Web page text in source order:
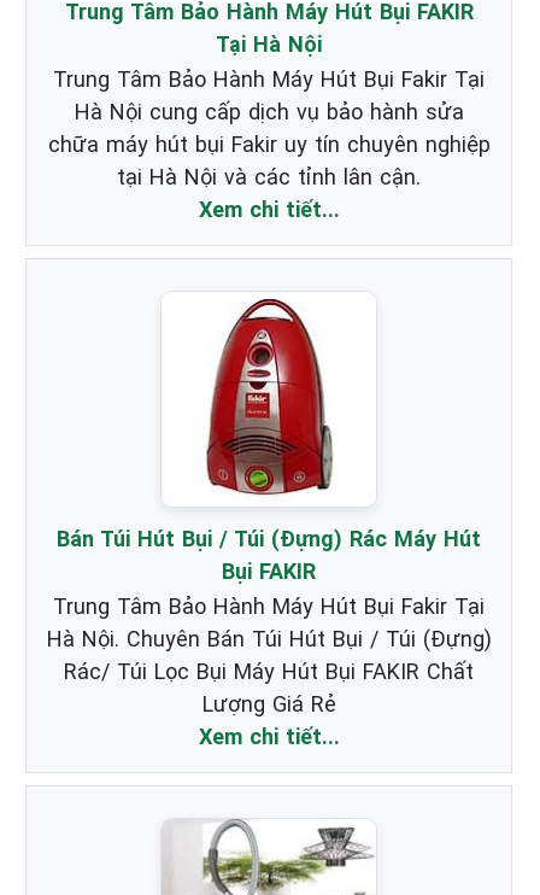
Trung Tâm Bảo Hành Máy Hút Bụi FAKIR
Tại Hà Nội
Trung Tâm Bảo Hành Máy Hút Bụi Fakir Tại
Hà Nội cung cấp dịch vụ bảo hành sửa
chữa máy hút bụi Fakir uy tín chuyên nghiệp
tại Hà Nội và các tỉnh lân cận.
Xem chi tiết...
Bán Túi Hút Bụi / Túi (Đựng) Rác Máy Hút
Bụi FAKIR
Trung Tâm Bảo Hành Máy Hút Bụi Fakir Tại
Hà Nội. Chuyên Bán Túi Hút Bụi / Túi (Đựng)
Rác/ Túi Lọc Bụi Máy Hút Bụi FAKIR Chất
Lượng Giá Rẻ
Xem chi tiết...